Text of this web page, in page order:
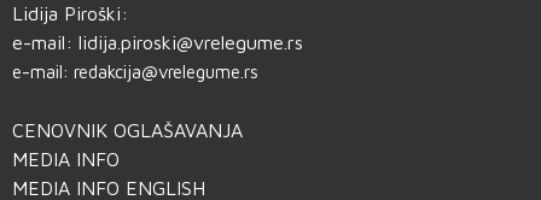
Lidija Piroški:
e-mail: lidija.piroski@vrelegume.rs
e-mail: redakcija@vrelegume.rs
CENOVNIK OGLAŠAVANJA
MEDIA INFO
MEDIA INFO ENGLISH